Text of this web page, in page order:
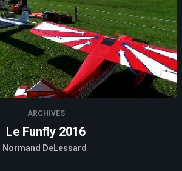
ARCHIVES
Le Funfly 2016
Normand DeLessard